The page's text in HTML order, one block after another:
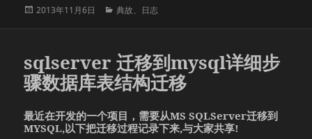
发
2013年11月6日
分
典故、 日志
sqlserver 迁移到mysql详细步
骤数据库表结构迁移
最近在开发的一个项目，需要从MS SQLServer迁移到
MYSQL,以下把迁移过程记录下来,与大家共享!